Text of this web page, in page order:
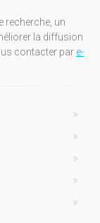
recherche, un
la diffusion
contacter par e-